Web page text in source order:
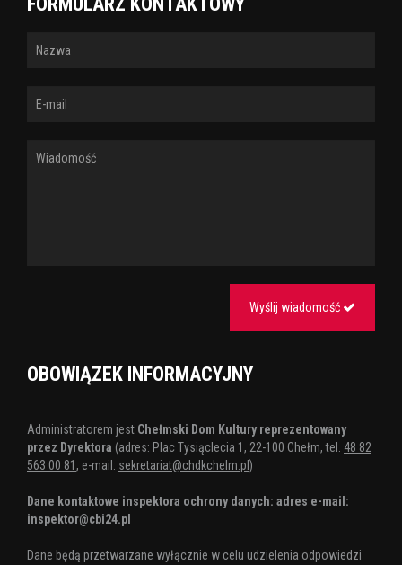
Wyślij wiadomość
OBOWIĄZEK INFORMACYJNY
Administratorem jest Chełmski Dom Kultury reprezentowany
przez Dyrektora (adres: Plac Tysiąclecia 1, 22-100 Chełm, tel. 48 82
563 00 81 , e-mail: sekretariat@chdkchelm.pl )
Dane kontaktowe inspektora ochrony danych: adres e-mail:
inspektor@cbi24.pl
Dane będą przetwarzane wyłącznie w celu udzielenia odpowiedzi